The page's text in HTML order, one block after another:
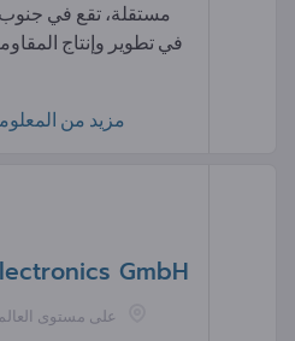
مستقلة، تقع في جنوب
في تطوير وإنتاج
مزيد من
GmbH
على مستوى العالم